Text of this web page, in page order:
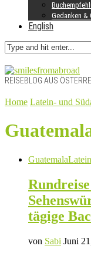
Gedanken &
English
REISEBLOG AUS
Home Latein- und
Guatemala
tägige
von Sabi Juni